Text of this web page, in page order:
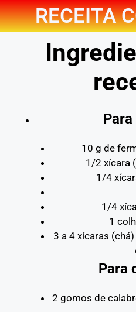
RECEITA
10 g de
1/2 xícara
1/4
1/4
1
3 a 4 xícaras
Para
2 gomos de